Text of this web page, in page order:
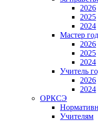
2026
2025
2024
Мастер
2026
2025
2024
Учитель
2026
2024
ОРКСЭ
Учителям